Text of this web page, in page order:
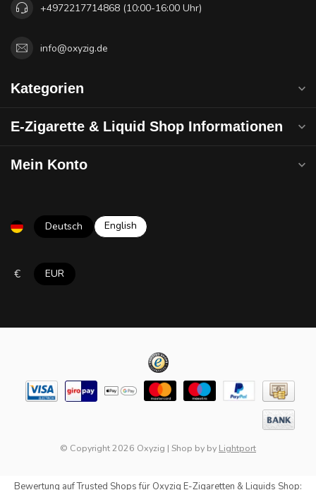
+4972217714868 (10:00-16:00 Uhr)
info@oxyzig.de
Kategorien
E-Zigarette & Liquid Shop Informationen
Mein Konto
Deutsch English
€ EUR
© Copyright 2026 Oxyzig | Shop by by Lightport
Bewertung aufTrusted Shopsfür Oxyzig E-Zigaretten & Liquids Shop: